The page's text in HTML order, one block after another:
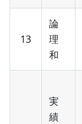
13
論
理
和
実
績